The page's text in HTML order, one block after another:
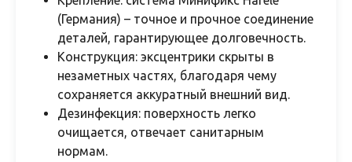
(Германия) – точное и прочное соединение
деталей, гарантирующее долговечность.
Конструкция: эксцентрики скрыты в
незаметных частях, благодаря чему
сохраняется аккуратный внешний вид.
Дезинфекция: поверхность легко
очищается, отвечает санитарным
нормам.